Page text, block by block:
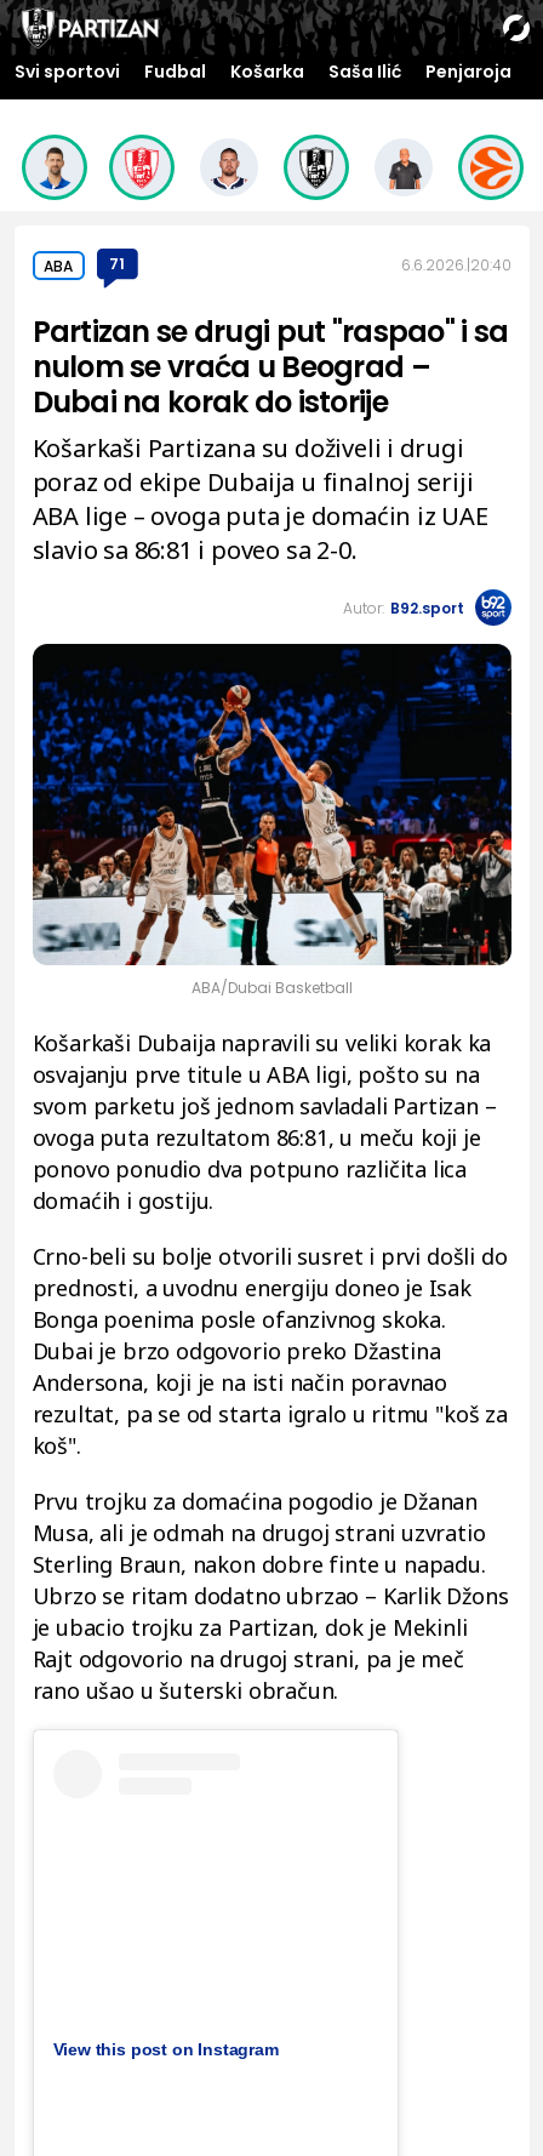
Svi sportovi Fudbal Košarka Saša Ilić Penjaroja
ABA 71 6.6.2026. 20:40
Partizan se drugi put "raspao" i sa
nulom se vraća u Beograd –
Dubai na korak do istorije
Košarkaši Partizana su doživeli i drugi
poraz od ekipe Dubaija u finalnoj seriji
ABA lige – ovoga puta je domaćin iz UAE
slavio sa 86:81 i poveo sa 2-0.
Autor: B92.sport
ABA/Dubai Basketball
Košarkaši Dubaija napravili su veliki korak ka
osvajanju prve titule u ABA ligi, pošto su na
svom parketu još jednom savladali Partizan –
ovoga puta rezultatom 86:81, u meču koji je
ponovo ponudio dva potpuno različita lica
domaćih i gostiju.
Crno-beli su bolje otvorili susret i prvi došli do
prednosti, a uvodnu energiju doneo je Isak
Bonga poenima posle ofanzivnog skoka.
Dubai je brzo odgovorio preko Džastina
Andersona, koji je na isti način poravnao
rezultat, pa se od starta igralo u ritmu "koš za
koš".
Prvu trojku za domaćina pogodio je Džanan
Musa, ali je odmah na drugoj strani uzvratio
Sterling Braun, nakon dobre finte u napadu.
Ubrzo se ritam dodatno ubrzao – Karlik Džons
je ubacio trojku za Partizan, dok je Mekinli
Rajt odgovorio na drugoj strani, pa je meč
rano ušao u šuterski obračun.
View this post on Instagram